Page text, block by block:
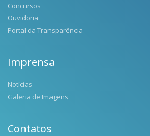
Concursos
Ouvidoria
Portal da Transparência
Imprensa
Notícias
Galeria de Imagens
Contatos